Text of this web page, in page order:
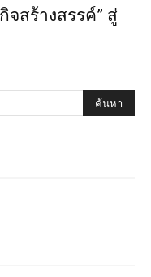
จสร้างสรรค์” สู่